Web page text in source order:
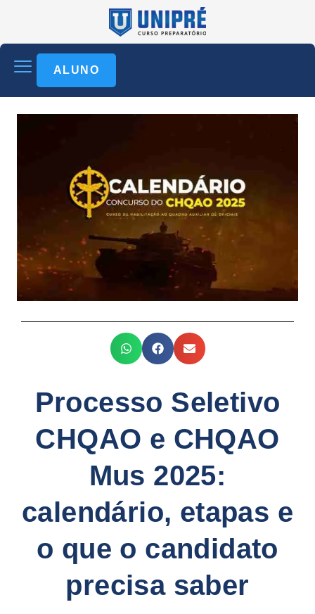
ALUNO
Processo Seletivo
CHQAO e CHQAO
Mus 2025:
calendário, etapas e
o que o candidato
precisa saber